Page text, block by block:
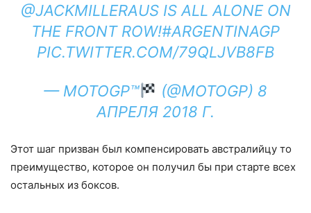
@JACKMILLERAUSIS ALL ALONE ON
THE FRONT ROW!#ARGENTINAGP
PIC.TWITTER.COM/79QLJVB8FB
— MOTOGP™ (@MOTOGP) 8
АПРЕЛЯ 2018 Г.
Этот шаг призван был компенсировать австралийцу то
преимущество, которое он получил бы при старте всех
остальных из боксов.